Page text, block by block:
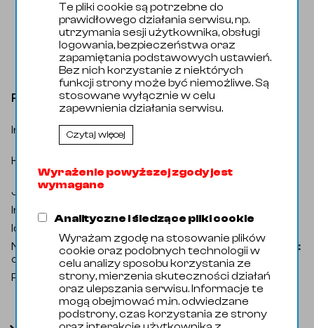
Rura 139,7x3,0 1.4404 EN10217-7 nw
Indeks katalogowy: ? R000910
Kategoria
Rury i Profile / Rury / Rury ze szwem /
10217-7
Jednostka miary:
Indeks handlowy
Identyfikator zewnętrzny
Nazwa
oryginalna:
Pipe 139,7x3,0 316L EN10217-7 not
annealed
Producent: Domyślny
Te pliki cookie są potrzebne do
prawidłowego działania serwisu, np.
utrzymania sesji użytkownika, obsługi
logowania, bezpieczeństwa oraz
zapamiętania podstawowych ustawień.
Bez nich korzystanie z niektórych
funkcji strony może być niemożliwe. Są
stosowane wyłącznie w celu
zapewnienia działania serwisu.
Czytaj więcej
Wyrażenie powyższej zgody jest
wymagane
Analityczne i śledzące pliki cookie
Wyrażam zgodę na stosowanie plików
cookie oraz podobnych technologii w
celu analizy sposobu korzystania ze
strony, mierzenia skuteczności działań
oraz ulepszania serwisu. Informacje te
mogą obejmować m.in. odwiedzane
podstrony, czas korzystania ze strony